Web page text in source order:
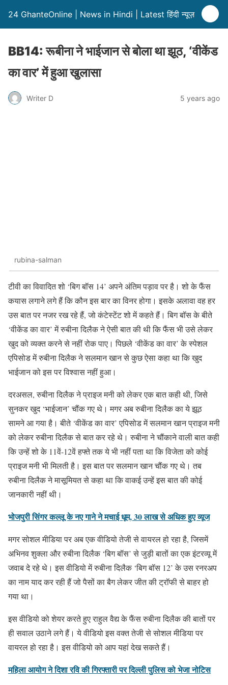
24 GhanteOnline | News in Hindi | Latest हिंदी न्यूज़
BB14: रूबीना ने भाईजान से बोला था झूठ, ‘वीकेंड
का वार’ में हुआ खुलासा
Writer D 5 years ago
rubina-salman
टीवी का विवादित शो ‘बिग बॉस 14’ अपने अंतिम पड़ाव पर है। शो के फैंस
कयास लगाने लगे हैं कि कौन इस बार का विनर होगा। इसके अलावा वह हर
उस बात पर नजर रख रहे हैं, जो कंटेस्टेंट शो में कहते हैं। बिग बॉस के बीते
‘वीकेंड का वार’ में रुबीना दिलैक ने ऐसी बात की थी कि फैंस भी उसे लेकर
खुद को व्यक्त करने से नहीं रोक पाए। पिछले ‘वीकेंड का वार’ के स्पेशल
एपिसोड में रुबीना दिलैक ने सलमान खान से कुछ ऐसा कहा था कि खुद
भाईजान को इस पर विश्वास नहीं हुआ।
दरअसल, रुबीना दिलैक ने प्राइज मनी को लेकर एक बात कही थी, जिसे
सुनकर खुद ‘भाईजान’ चौंक गए थे। मगर अब रुबीना दिलैक का ये झूठ
सामने आ गया है। बीते ‘वीकेंड का वार’ एपिसोड में सलमान खान प्राइज मनी
को लेकर रुबीना दिलैक से बात कर रहे थे। रुबीना ने चौंकाने वाली बात कही
कि उन्हें शो के 11वें-12वें हफ्ते तक ये भी नहीं पता था कि विजेता को कोई
प्राइज मनी भी मिलती है। इस बात पर सलमान खान चौंक गए थे। तब
रुबीना दिलैक ने मासूमियत से कहा था कि वाकई उन्हें इस बात की कोई
जानकारी नहीं थी।
भोजपुरी सिंगर कल्लू के नए गाने ने मचाई धूम, 30 लाख से अधिक हुए व्यूज
मगर सोशल मीडिया पर अब एक वीडियो तेजी से वायरल हो रहा है, जिसमें
अभिनव शुक्ला और रुबीना दिलैक ‘बिग बॉस’ से जुड़ी बातों का एक इंटरव्यू में
जवाब दे रहे थे। इस वीडियो में रुबीना दिलैक ‘बिग बॉस 12’ के उस रनरअप
का नाम याद कर रही हैं जो पैसों का बैग लेकर जीत की ट्रॉफी से बाहर हो
गया था।
इस वीडियो को शेयर करते हुए राहुल वैद्य के फैंस रुबीना दिलैक की बातों पर
ही सवाल उठाने लगे हैं। ये वीडियो इस वक्त तेजी से सोशल मीडिया पर
वायरल हो रहा है। इस वीडियो को आप यहां देख सकते हैं।
महिला आयोग ने दिशा रवि की गिरफ्तारी पर दिल्ली पुलिस को भेजा नोटिस